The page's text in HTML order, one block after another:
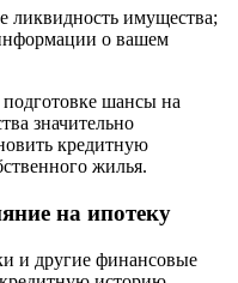
имущества;
о вашем
шансы на
значительно
кредитную
жилья.
на ипотеку
и другие финансовые